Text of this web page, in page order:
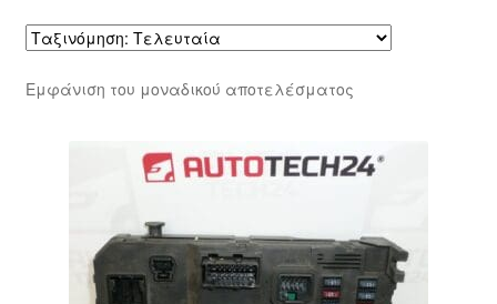
Εμφάνιση του μοναδικού αποτελέσματος